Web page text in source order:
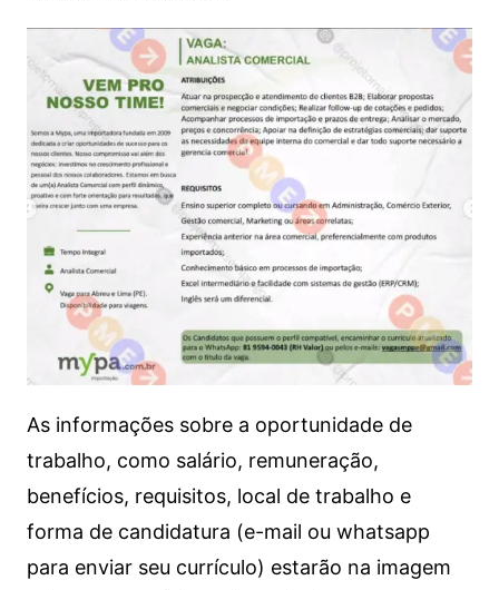
As informações sobre a oportunidade de
trabalho, como salário, remuneração,
benefícios, requisitos, local de trabalho e
forma de candidatura (e-mail ou whatsapp
para enviar seu currículo) estarão na imagem